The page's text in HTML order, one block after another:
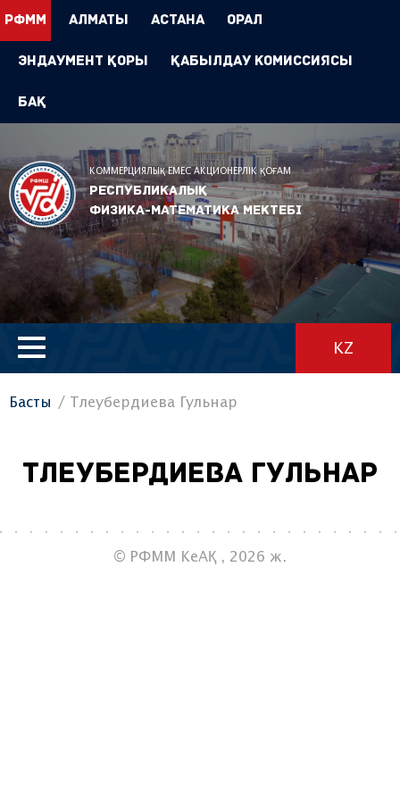
РФММ Алматы Астана Орал
Эндаумент Қоры Қабылдау комиссиясы
БАҚ
КОММЕРЦИЯЛЫҚ ЕМЕС АКЦИОНЕРЛІК ҚОҒАМ
Республикалық
физика-математика мектебі
KZ
Басты Тлеубердиева Гульнар
Тлеубердиева Гульнар
© РФММ КеАҚ , 2026 ж.